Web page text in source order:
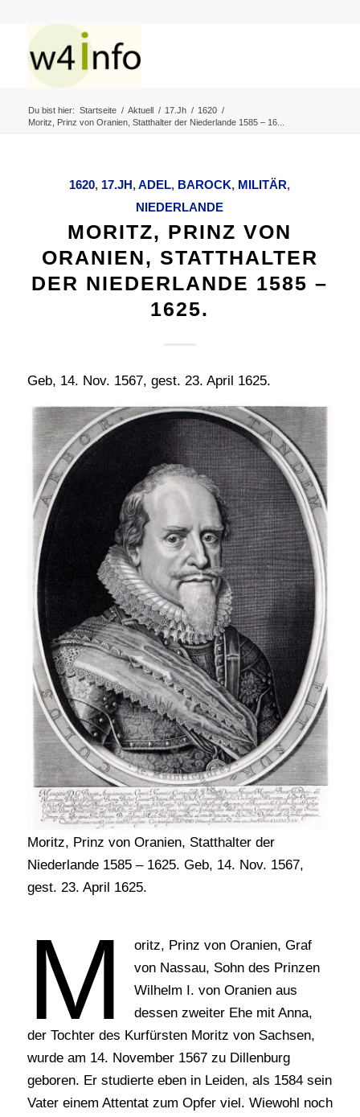
Du bist hier: Startseite / Aktuell / 17.Jh / 1620 /
Moritz, Prinz von Oranien, Statthalter der Niederlande 1585 – 16...
1620, 17.JH,ADEL, BAROCK, MILITÄR,
NIEDERLANDE
MORITZ, PRINZ VON
ORANIEN, STATTHALTER
DER NIEDERLANDE 1585 –
1625.
Geb, 14. Nov. 1567, gest. 23. April 1625.
Moritz, Prinz von Oranien, Statthalter der
Niederlande 1585 – 1625. Geb, 14. Nov. 1567,
gest. 23. April 1625.
M
oritz, Prinz von Oranien, Graf
von Nassau, Sohn des Prinzen
Wilhelm I. von Oranien aus
dessen zweiter Ehe mit Anna,
der Tochter des Kurfürsten Moritz von Sachsen,
wurde am 14. November 1567 zu Dillenburg
geboren. Er studierte eben in Leiden, als 1584 sein
Vater einem Attentat zum Opfer viel. Wiewohl noch